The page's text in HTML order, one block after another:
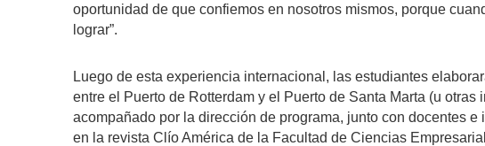
oportunidad de que confiemos en nosotros mismos, porque
lograr”.
Luego de esta experiencia internacional, las estudiantes
entre el Puerto de Rotterdam y el Puerto de Santa Marta (u
acompañado por la dirección de programa, junto con docentes
en la revista Clío América de la Facultad de Ciencias